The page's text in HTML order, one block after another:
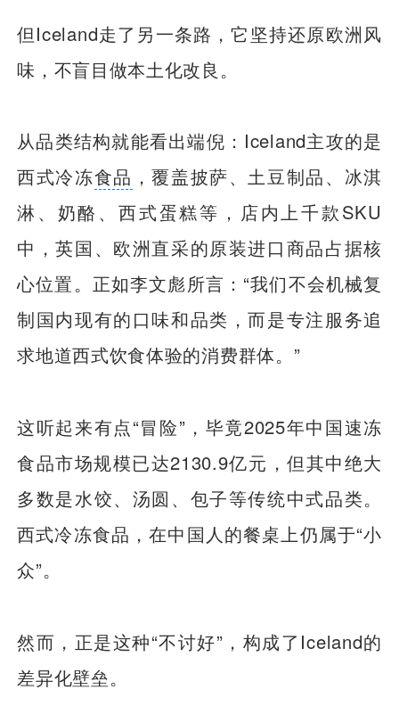
但Iceland走了另一条路，它坚持还原欧洲风
味，不盲目做本土化改良。
从品类结构就能看出端倪：Iceland主攻的是
西式冷冻食品 ，覆盖披萨、土豆制品、冰淇
淋、奶酪、西式蛋糕等，店内上千款SKU
中，英国、欧洲直采的原装进口商品占据核
心位置。正如李文彪所言：“我们不会机械复
制国内现有的口味和品类，而是专注服务追
求地道西式饮食体验的消费群体。”
这听起来有点“冒险”，毕竟2025年中国速冻
食品市场规模已达2130.9亿元，但其中绝大
多数是水饺、汤圆、包子等传统中式品类。
西式冷冻食品，在中国人的餐桌上仍属于“小
众”。
然而，正是这种“不讨好”，构成了Iceland的
差异化壁垒。